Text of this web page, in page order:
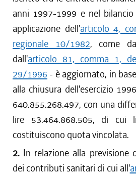
anni 1997-1999 e nel
applicazione dell'articolo 4,
regionale 10/1982, come
dall'articolo 81, comma 1,
29/1996 - è aggiornato, in
alla chiusura dell'esercizio
640.855.268.497, con una
lire 53.464.868.505, di cui
costituiscono quota vincolata.
2. In relazione alla previsione
dei contributi sanitari di cui all'